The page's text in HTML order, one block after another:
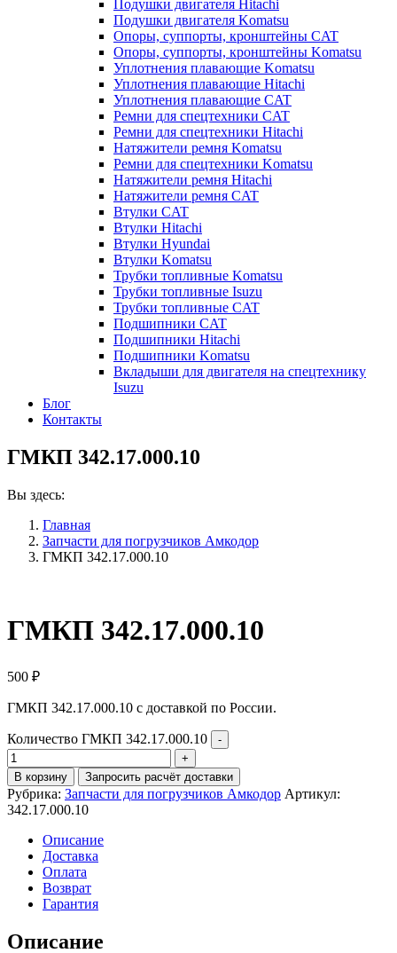
Подушки двигателя Hitachi
Подушки двигателя Komatsu
Опоры, суппорты, кронштейны CAT
Опоры, суппорты, кронштейны Komatsu
Уплотнения плавающие Komatsu
Уплотнения плавающие Hitachi
Уплотнения плавающие CAT
Ремни для спецтехники CAT
Ремни для спецтехники Hitachi
Натяжители ремня Komatsu
Ремни для спецтехники Komatsu
Натяжители ремня Hitachi
Натяжители ремня CAT
Втулки CAT
Втулки Hitachi
Втулки Hyundai
Втулки Komatsu
Трубки топливные Komatsu
Трубки топливные Isuzu
Трубки топливные CAT
Подшипники CAT
Подшипники Hitachi
Подшипники Komatsu
Вкладыши для двигателя на спецтехнику
Isuzu
Блог
Контакты
ГМКП 342.17.000.10
Вы здесь:
Главная
Запчасти для погрузчиков Амкодор
ГМКП 342.17.000.10
ГМКП 342.17.000.10
500 ₽
ГМКП 342.17.000.10 с доставкой по России.
Количество ГМКП 342.17.000.10
В корзину Запросить расчёт доставки
Рубрика: Запчасти для погрузчиков Амкодор Артикул:
342.17.000.10
Описание
Доставка
Оплата
Возврат
Гарантия
Описание